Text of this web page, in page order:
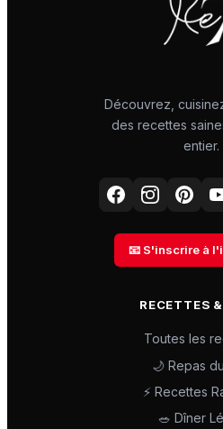
Découvrez,
des recettes
entier.
📧 S'inscrire à
RECETTES
Toutes les
🌙 Repas
⚡ Recettes
🥗 Dîner